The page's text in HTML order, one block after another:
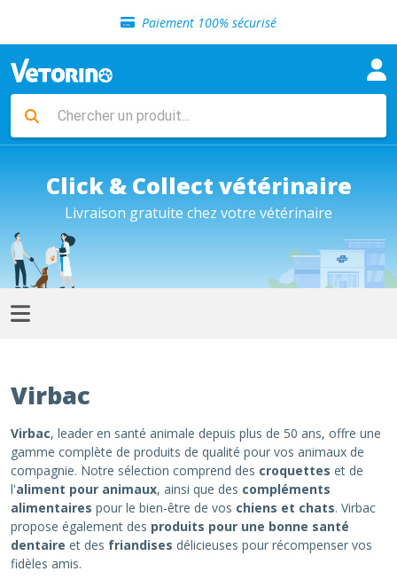
Paiement 100% sécurisé
Livraison gratuite en clinique vétérinaire
Sélection de croquettes vétérinaire
Livraison gratuite en clinique vétérinaire
Retour gratuit en clinique
Click & Collect vétérinaire
Livraison gratuite chez votre vétérinaire
Virbac
Virbac, leader en santé animale depuis plus de 50 ans, offre une
gamme complète de produits de qualité pour vos animaux de
compagnie. Notre sélection comprend des croquettes et de
l'aliment pour animaux, ainsi que des compléments
alimentaires pour le bien-être de vos chiens et chats. Virbac
propose également des produits pour une bonne santé
dentaire et des friandises délicieuses pour récompenser vos
fidèles amis.